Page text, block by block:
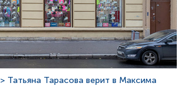
> Татьяна Тарасова верит в Максима